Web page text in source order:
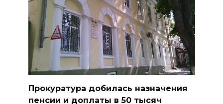
Прокуратура добилась назначения
пенсии и доплаты в 50 тысяч